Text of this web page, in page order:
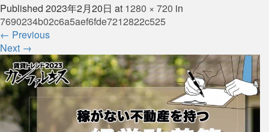
Published 2023年2月20日 at 1280 × 720 in
7690234b02c6a5aef6fde7212822c525
← Previous
Next →